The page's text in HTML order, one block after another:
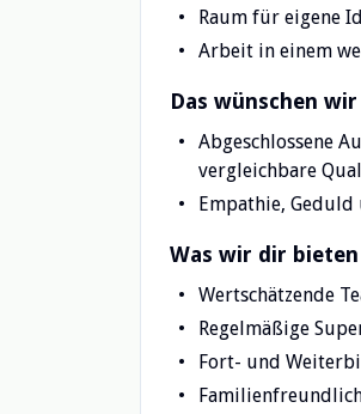
Raum für eigene
Arbeit in einem
Das wünschen
Abgeschlossene
vergleichbare
Empathie,
Was wir dir bieten
Wertschätzende
Regelmäßige
Fort- und